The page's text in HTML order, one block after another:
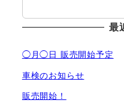
最
◯月◯日 販売開始予定
車検のお知らせ
販売開始！